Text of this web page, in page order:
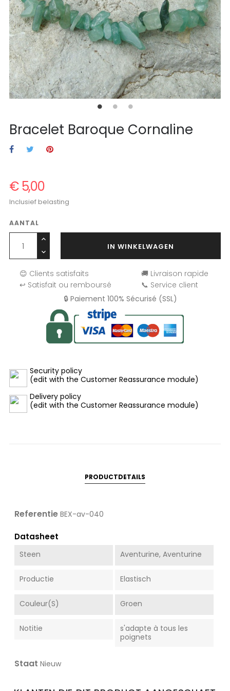
Bracelet Baroque Cornaline
€ 5,00
Inclusief belasting
AANTAL
IN WINKELWAGEN
😊 Clients satisfaits
🚚 Livraison rapide
↩️ Satisfait ou remboursé
📞 Service client
🔒 Paiement 100% Sécurisé (SSL)
Security policy
(edit with the Customer Reassurance module)
Delivery policy
(edit with the Customer Reassurance module)
PRODUCTDETAILS
Referentie BEX-av-040
Datasheet
Steen Aventurine, Aventurine
Productie Elastisch
Couleur(s) Groen
Notitie
s'adapte à tous les
poignets
Staat Nieuw